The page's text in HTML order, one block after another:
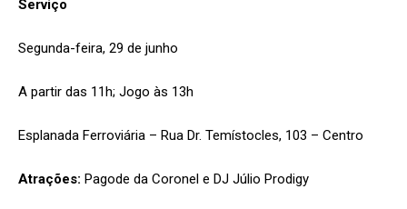
Serviço
Segunda-feira, 29 de junho
A partir das 11h; Jogo às 13h
Esplanada Ferroviária – Rua Dr. Temístocles, 103 – Centro
Atrações: Pagode da Coronel e DJ Júlio Prodigy